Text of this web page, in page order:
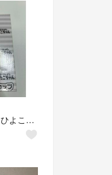
チキンラーメンひよこちゃんスタンキングカップと巾着2点セット